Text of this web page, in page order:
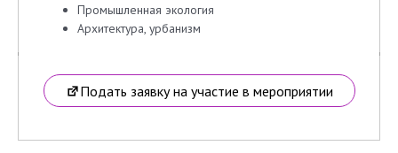
Промышленная экология
Архитектура, урбанизм
Подать заявку на участие в мероприятии